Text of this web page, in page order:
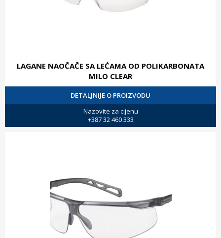
LAGANE NAOČAČE SA LEĆAMA OD POLIKARBONATA
MILO CLEAR
DETALJNIJE O PROIZVODU
Nazovite za cijenu
+387 32 460 333